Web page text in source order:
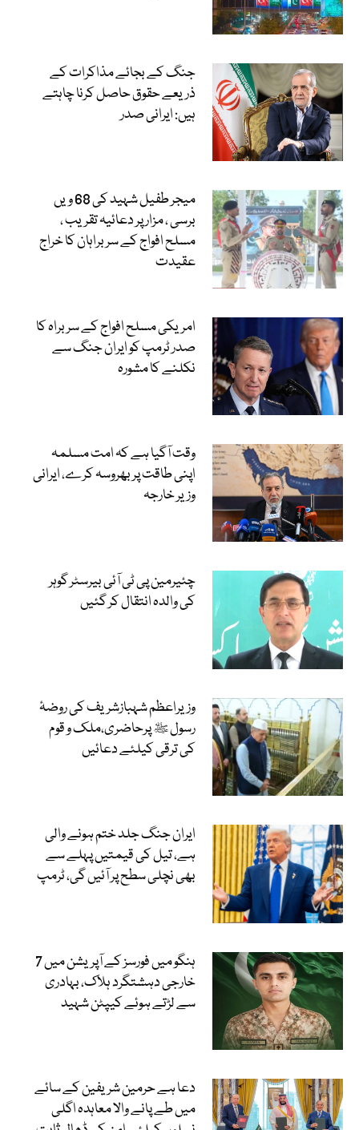
جنگ کے بجائے مذاکرات کے
ذریعے حقوق حاصل کرنا چاہتے
ہیں: ایرانی صدر
میجر طفیل شہید کی 68 ویں
برسی ، مزار پر دعائیہ تقریب ،
مسلح افواج کے سربراہان کا خراج
عقیدت
امریکی مسلح افواج کے سربراہ کا
صدر ٹرمپ کو ایران جنگ سے
نکلنے کا مشورہ
وقت آگیا ہے کہ امت مسلمہ
اپنی طاقت پر بھروسہ کرے، ایرانی
وزیر خارجہ
چئیرمین پی ٹی آئی بیرسٹر گوہر
کی والدہ انتقال کر گئیں
وزیراعظم شہبازشریف کی روضۂ
رسول ﷺ پرحاضری،ملک و قوم
کی ترقی کیلئے دعائیں
ایران جنگ جلد ختم ہونے والی
ہے، تیل کی قیمتیں پہلے سے
بھی نچلی سطح پر آئیں گی، ٹرمپ
ہنگو میں فورسز کے آپریشن میں 7
خارجی دہشتگرد ہلاک، بہادری
سے لڑتے ہوئے کیپٹن شہید
دعا ہے حرمین شریفین کے سائے
میں طے پانے والا معاہدہ اگلی